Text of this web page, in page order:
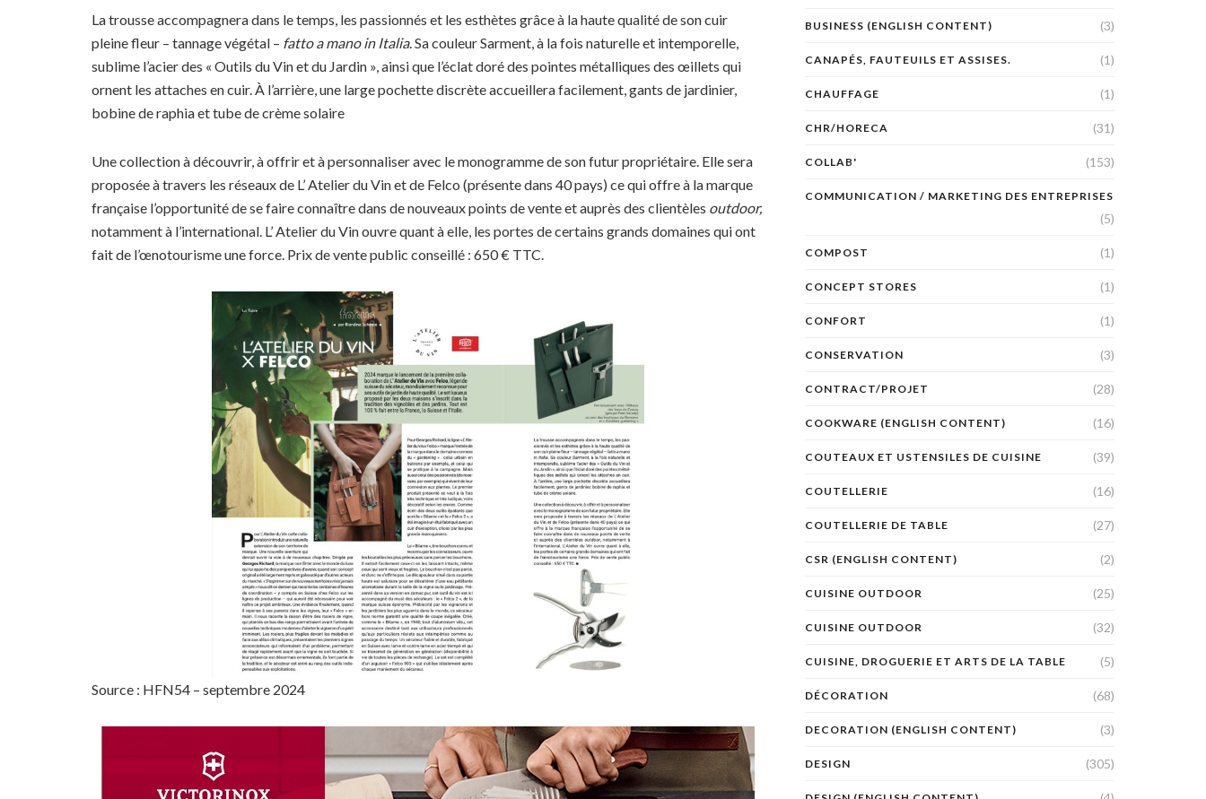
La trousse accompagnera dans le temps, les passionnés et les esthètes grâce à la haute qualité de son cuir
pleine fleur – tannage végétal – fatto a mano in Italia. Sa couleur Sarment, à la fois naturelle et intemporelle,
sublime l’acier des « Outils du Vin et du Jardin », ainsi que l’éclat doré des pointes métalliques des œillets qui
ornent les attaches en cuir. À l’arrière, une large pochette discrète accueillera facilement, gants de jardinier,
bobine de raphia et tube de crème solaire
Une collection à découvrir, à offrir et à personnaliser avec le monogramme de son futur propriétaire. Elle sera
proposée à travers les réseaux de L’ Atelier du Vin et de Felco (présente dans 40 pays) ce qui offre à la marque
française l’opportunité de se faire connaître dans de nouveaux points de vente et auprès des clientèles outdoor,
notamment à l’international. L’ Atelier du Vin ouvre quant à elle, les portes de certains grands domaines qui ont
fait de l’œnotourisme une force. Prix de vente public conseillé : 650 € TTC.
Source : HFN54 – septembre 2024
BUSINESS (ENGLISH CONTENT) (3)
CANAPÉS, FAUTEUILS ET ASSISES. (1)
CHAUFFAGE (1)
CHR/HORECA (31)
COLLAB' (153)
COMMUNICATION / MARKETING DES ENTREPRISES
(5)
COMPOST (1)
CONCEPT STORES (1)
CONFORT (1)
CONSERVATION (3)
CONTRACT/PROJET (28)
COOKWARE (ENGLISH CONTENT) (16)
COUTEAUX ET USTENSILES DE CUISINE (39)
COUTELLERIE (16)
COUTELLERIE DE TABLE (27)
CSR (ENGLISH CONTENT) (2)
CUISINE OUTDOOR (25)
CUISINE OUTDOOR (32)
CUISINE, DROGUERIE ET ARTS DE LA TABLE (5)
DÉCORATION (68)
DECORATION (ENGLISH CONTENT) (3)
DESIGN (305)